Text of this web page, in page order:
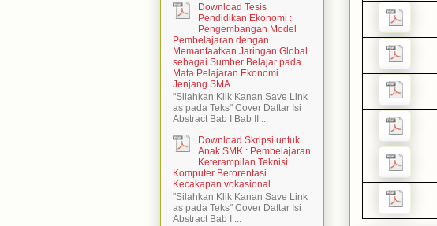
Download Tesis
Pendidikan Ekonomi :
Pengembangan Model
Pembelajaran dengan
Memanfaatkan Jaringan Global
sebagai Sumber Belajar pada
Mata Pelajaran Ekonomi
Jenjang SMA
"Silahkan Klik Kanan Save Link
as pada Teks" Cover Daftar Isi
Abstract Bab I Bab II ...
Download Skripsi untuk
Anak SMK : Pembelajaran
Keterampilan Teknisi
Komputer Berorentasi
Kecakapan vokasional
"Silahkan Klik Kanan Save Link
as pada Teks" Cover Daftar Isi
Abstract Bab I ...